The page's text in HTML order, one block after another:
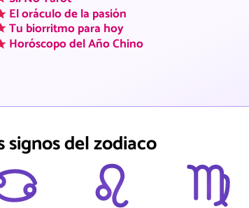
El oráculo de la pasión
Tu biorritmo para hoy
Horóscopo del Año Chino
del zodiaco